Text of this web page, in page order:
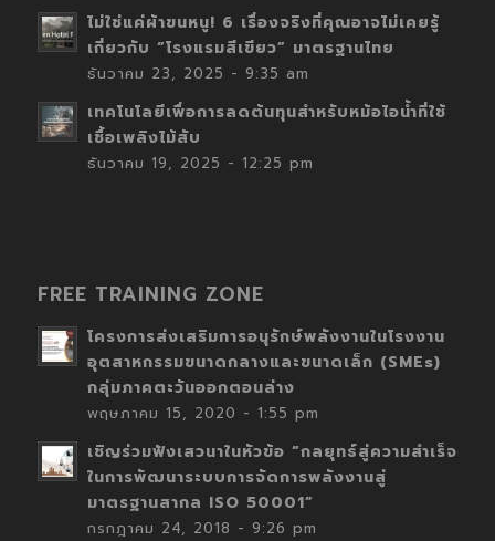
ไม่ใช่แค่ผ้าขนหนู! 6 เรื่องจริงที่คุณอาจไม่เคยรู้
เกี่ยวกับ “โรงแรมสีเขียว” มาตรฐานไทย
ธันวาคม 23, 2025 - 9:35 am
เทคโนโลยีเพื่อการลดต้นทุนสำหรับหม้อไอน้ำที่ใช้
เชื้อเพลิงไม้สับ
ธันวาคม 19, 2025 - 12:25 pm
FREE TRAINING ZONE
โครงการส่งเสริมการอนุรักษ์พลังงานในโรงงาน
อุตสาหกรรมขนาดกลางและขนาดเล็ก (SMEs)
กลุ่มภาคตะวันออกตอนล่าง
พฤษภาคม 15, 2020 - 1:55 pm
เชิญร่วมฟังเสวนาในหัวข้อ “กลยุทธ์สู่ความสำเร็จ
ในการพัฒนาระบบการจัดการพลังงานสู่
มาตรฐานสากล ISO 50001”
กรกฎาคม 24, 2018 - 9:26 pm